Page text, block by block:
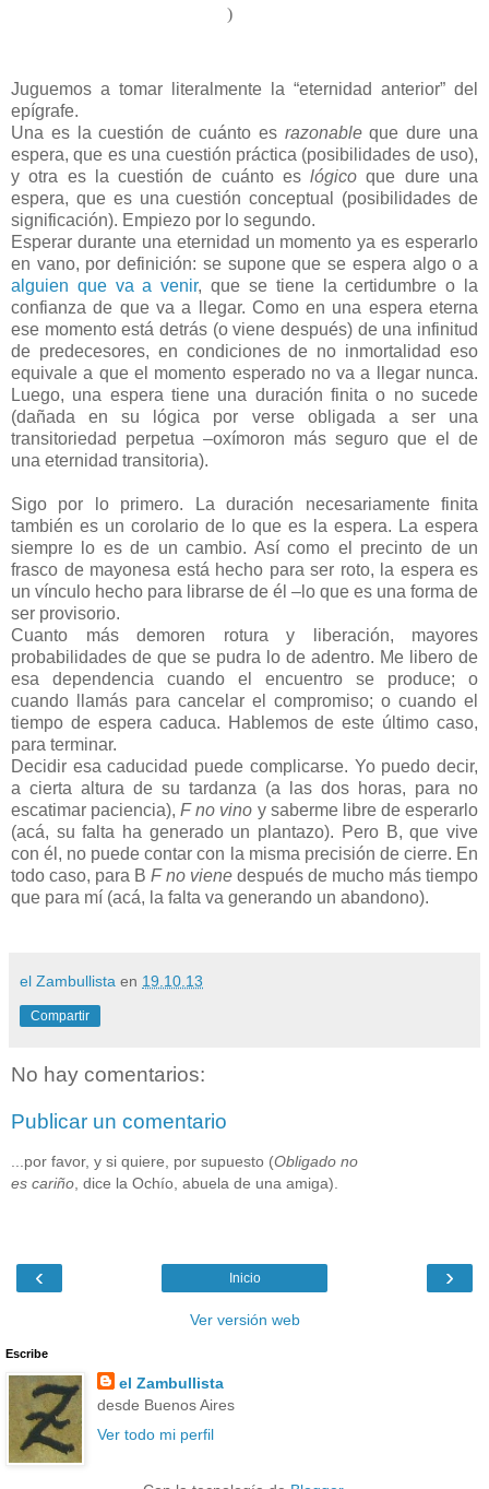
)
Juguemos a tomar literalmente la “eternidad anterior” del
epígrafe.
Una es la cuestión de cuánto es razonableque dure una
espera, que es una cuestión práctica (posibilidades de uso),
y otra es la cuestión de cuánto eslógico que dure una
espera, que es una cuestión conceptual (posibilidades de
significación). Empiezo por lo segundo.
Esperar durante una eternidad un momento ya es esperarlo
en vano, por definición: se supone que se espera algo o a
alguien que va a venir, que se tiene la certidumbre o la
confianza de que va a llegar. Como en una espera eterna
ese momento está detrás (o viene después) de una infinitud
de predecesores, en condiciones de no inmortalidad eso
equivale a que el momento esperado no va a llegar nunca.
Luego, una espera tiene una duración finita o no sucede
(dañada en su lógica por verse obligada a ser una
transitoriedad perpetua –oxímoron más seguro que el de
una eternidad transitoria).
Sigo por lo primero. La duración necesariamente finita
también es un corolario de lo que es la espera. La espera
siempre lo es de un cambio. Así como el precinto de un
frasco de mayonesa está hecho para ser roto, la espera es
un vínculo hecho para librarse de él –lo que es una forma de
ser provisorio.
Cuanto más demoren rotura y liberación, mayores
probabilidades de que se pudra lo de adentro. Me libero de
esa dependencia cuando el encuentro se produce; o
cuando llamás para cancelar el compromiso; o cuando el
tiempo de espera caduca. Hablemos de este último caso,
para terminar.
Decidir esa caducidad puede complicarse. Yo puedo decir,
a cierta altura de su tardanza (a las dos horas, para no
escatimar paciencia),F no vino y saberme libre de esperarlo
(acá, su falta ha generado un plantazo). Pero B, que vive
con él, no puede contar con la misma precisión de cierre. En
todo caso, para B F no viene después de mucho más tiempo
que para mí (acá, la falta va generando un abandono).
el Zambullista en 19.10.13
Compartir
No hay comentarios:
Publicar un comentario
...por favor, y si quiere, por supuesto (Obligado no
es cariño , dice la Ochío, abuela de una amiga).
‹ ›
Inicio
Ver versión web
Escribe
el Zambullista
desde Buenos Aires
Ver todo mi perfil